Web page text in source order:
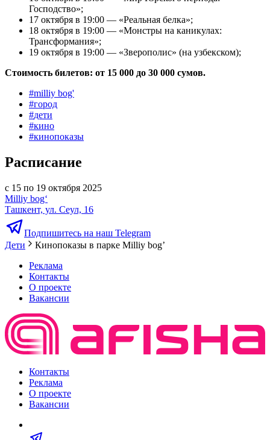
Господство»;
17 октября в 19:00 — «Реальная белка»;
18 октября в 19:00 — «Монстры на каникулах:
Трансформания»;
19 октября в 19:00 — «Зверополис» (на узбекском);
Стоимость билетов: от 15 000 до 30 000 сумов.
#milliy bog'
#город
#дети
#кино
#кинопоказы
Расписание
с 15 по 19 октября 2025
Milliy bog‘
Ташкент, ул. Сеул, 16
Подпишитесь на наш Telegram
Дети
Кинопоказы в парке Milliy bog’
Реклама
Контакты
О проекте
Вакансии
Контакты
Реклама
О проекте
Вакансии